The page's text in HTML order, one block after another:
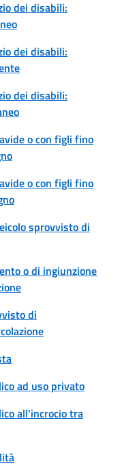
dei disabili:
dei disabili:
dei disabili:
o con figli fino
o con figli fino
sprovvisto di
o di ingiunzione
di
ad uso privato
all'incrocio tra